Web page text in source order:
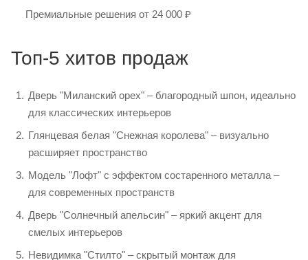
Премиальные решения от 24 000 ₽
Топ-5 хитов продаж
Дверь "Миланский орех" – благородный шпон, идеально
для классических интерьеров
Глянцевая белая "Снежная королева" – визуально
расширяет пространство
Модель "Лофт" с эффектом состаренного металла –
для современных пространств
Дверь "Солнечный апельсин" – яркий акцент для
смелых интерьеров
Невидимка "Стилто" – скрытый монтаж для